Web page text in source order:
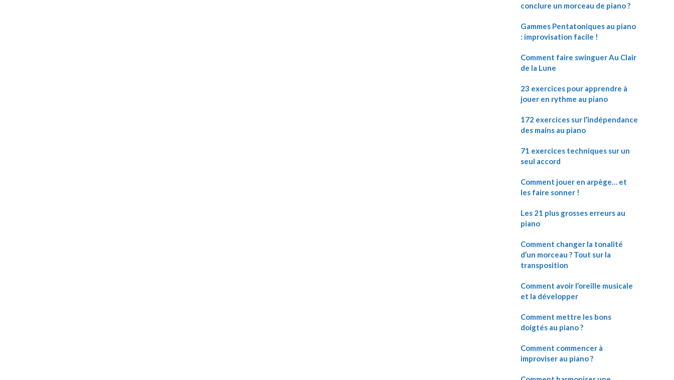
conclure un morceau de piano ?
Gammes Pentatoniques au piano
: improvisation facile !
Comment faire swinguer Au Clair
de la Lune
23 exercices pour apprendre à
jouer en rythme au piano
172 exercices sur l’indépendance
des mains au piano
71 exercices techniques sur un
seul accord
Comment jouer en arpège… et
les faire sonner !
Les 21 plus grosses erreurs au
piano
Comment changer la tonalité
d’un morceau ? Tout sur la
transposition
Comment avoir l’oreille musicale
et la développer
Comment mettre les bons
doigtés au piano ?
Comment commencer à
improviser au piano ?